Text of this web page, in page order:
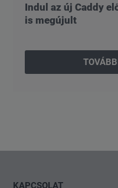
Indul az új Caddy
is megújult
KAPCSOLAT